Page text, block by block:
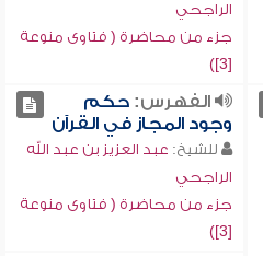
الراجحي
جزء من محاضرة ( فتاوى منوعة
[3])
الفهرس:حكم
وجود المجاز في القرآن
للشيخ: عبد العزيز بن عبد الله
الراجحي
جزء من محاضرة ( فتاوى منوعة
[3])